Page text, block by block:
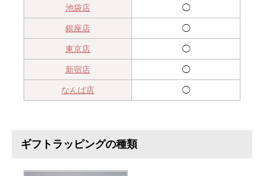
池袋店 ◯
銀座店 ◯
東京店 ◯
新宿店 ◯
なんば店 ◯
ギフトラッピングの種類